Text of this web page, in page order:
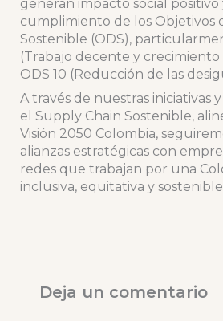
generan impacto social
cumplimiento de los Objetivos
Sostenible (ODS),
(Trabajo decente y crecimiento
ODS 10 (Reducción de las
A través de nuestras iniciativas
el Supply Chain Sostenible,
Visión 2050 Colombia,
alianzas estratégicas con
redes que trabajan por una
inclusiva, equitativa y
Deja un comentario